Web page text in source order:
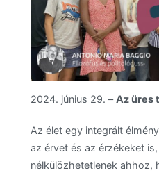
2024. június 29. –Az üres
Az élet egy integrált
az érvet és az érzékeket
nélkülözhetetlenek ahhoz,